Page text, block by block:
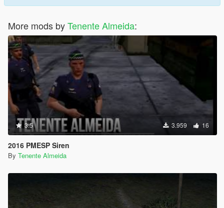
More mods byTenente Almeida:
3.5 3.959 16
2016 PMESP Siren
By Tenente Almeida